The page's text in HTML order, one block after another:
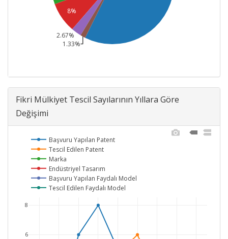
8%
2.67%
1.33%
Fikri Mülkiyet Tescil Sayılarının Yıllara Göre
Değişimi
6
8
Başvuru Yapılan Patent
Tescil Edilen Patent
Marka
Endüstriyel Tasarım
Başvuru Yapılan Faydalı Model
Tescil Edilen Faydalı Model